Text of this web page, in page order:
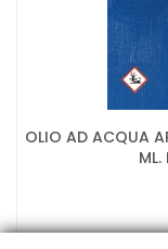
OLIO AD ACQUA